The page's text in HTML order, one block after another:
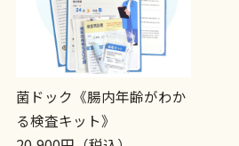
菌ドック《腸内年齢がわか
る検査キット》